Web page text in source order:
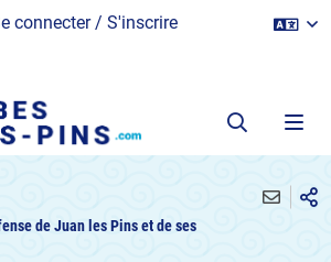
connecter / S'inscrire
de Juan les Pins et de ses